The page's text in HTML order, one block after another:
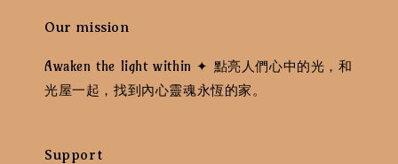
Our mission
Awaken the light within ✦ 點亮人們心中的光，和
光屋一起，找到內心靈魂永恆的家。
Support